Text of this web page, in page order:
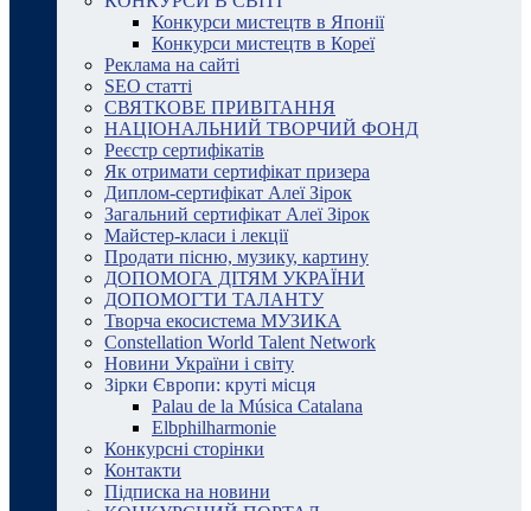
Конкурси мистецтв в Японії
Конкурси мистецтв в Кореї
Реклама на сайті
SEO статті
СВЯТКОВЕ ПРИВІТАННЯ
НАЦІОНАЛЬНИЙ ТВОРЧИЙ ФОНД
Реєстр сертифікатів
Як отримати сертифікат призера
Диплом-сертифікат Алеї Зірок
Загальний сертифікат Алеї Зірок
Майстер-класи і лекції
Продати пісню, музику, картину
ДОПОМОГА ДІТЯМ УКРАЇНИ
ДОПОМОГТИ ТАЛАНТУ
Творча екосистема МУЗИКА
Constellation World Talent Network
Новини України і світу
Зірки Європи: круті місця
Palau de la Música Catalana
Elbphilharmonie
Конкурсні сторінки
Контакти
Підписка на новини